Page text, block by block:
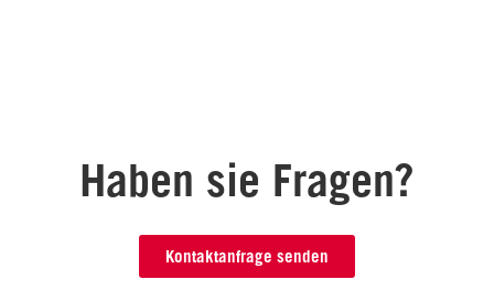
Haben sie Fragen?
Kontaktanfrage senden